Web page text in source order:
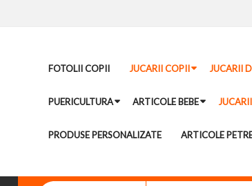
FOTOLII COPII JUCARII COPII JUCARII
PUERICULTURA ARTICOLE BEBE
PRODUSE PERSONALIZATE ARTICOLE